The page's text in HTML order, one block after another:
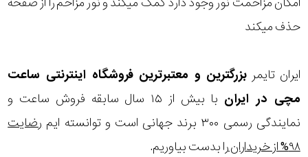
حذف میکند
ایران تایمر بزرگترین و معتبرترین فروشگاه اینترنتی ساعت
مچی در ایران
با بیش از ۱۵ سال سابقه فروش ساعت و
نمایندگی رسمی ۳۰۰ برند جهانی است و توانسته ایم
رضایت
۹۸% از خریداران
را بدست بیاوریم.
صفحه
در
آب